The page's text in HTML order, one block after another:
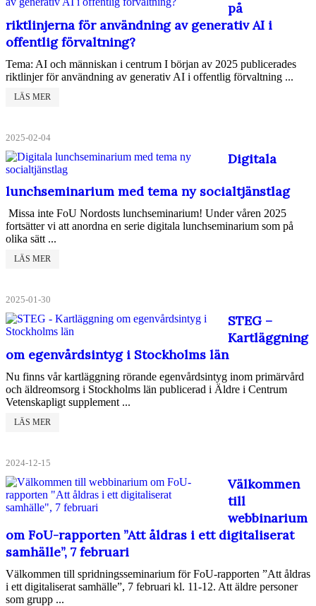
på
riktlinjerna för användning av generativ AI i
offentlig förvaltning?
Tema: AI och människan i centrum I början av 2025 publicerades
riktlinjer för användning av generativ AI i offentlig förvaltning ...
LÄS MER
2025-02-04
Digitala
lunchseminarium med tema ny socialtjänstlag
Missa inte FoU Nordosts lunchseminarium! Under våren 2025
fortsätter vi att anordna en serie digitala lunchseminarium som på
olika sätt ...
LÄS MER
2025-01-30
STEG –
Kartläggning
om egenvårdsintyg i Stockholms län
Nu finns vår kartläggning rörande egenvårdsintyg inom primärvård
och äldreomsorg i Stockholms län publicerad i Äldre i Centrum
Vetenskapligt supplement ...
LÄS MER
2024-12-15
Välkommen
till
webbinarium
om FoU-rapporten ”Att åldras i ett digitaliserat
samhälle”, 7 februari
Välkommen till spridningsseminarium för FoU-rapporten ”Att åldras
i ett digitaliserat samhälle”, 7 februari kl. 11-12. Att äldre personer
som grupp ...